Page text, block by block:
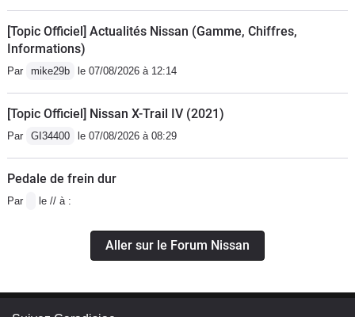
[Topic Officiel] Actualités Nissan (Gamme, Chiffres,
Informations)
Par mike29b le 07/08/2026 à 12:14
[Topic Officiel] Nissan X-Trail IV (2021)
Par GI34400 le 07/08/2026 à 08:29
Pedale de frein dur
Par le // à :
Aller sur le Forum Nissan